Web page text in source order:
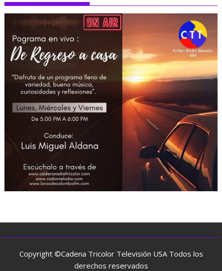
Copyright ©Cadena Tricolor Televisión USA Todos los
derechos reservados